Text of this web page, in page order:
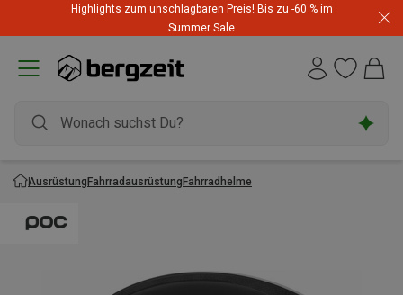
Highlights zum unschlagbaren Preis! Bis zu -60 % im
Summer Sale
AusrüstungFahrradausrüstungFahrradhelme